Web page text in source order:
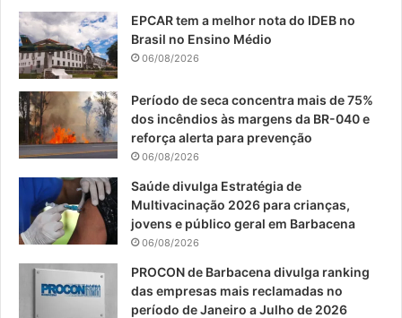
b
o
o
k
u
e
a
r
a
EPCAR tem a melhor nota do IDEB no
Brasil no Ensino Médio
06/08/2026
Período de seca concentra mais de 75%
dos incêndios às margens da BR-040 e
reforça alerta para prevenção
06/08/2026
Saúde divulga Estratégia de
Multivacinação 2026 para crianças,
jovens e público geral em Barbacena
06/08/2026
PROCON de Barbacena divulga ranking
das empresas mais reclamadas no
período de Janeiro a Julho de 2026